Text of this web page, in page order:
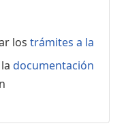
los trámites a la
documentación